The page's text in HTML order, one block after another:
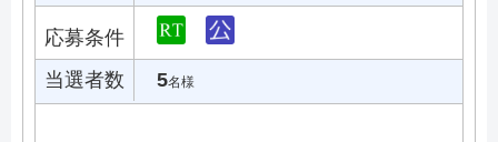
応募条件
当選者数
5名様